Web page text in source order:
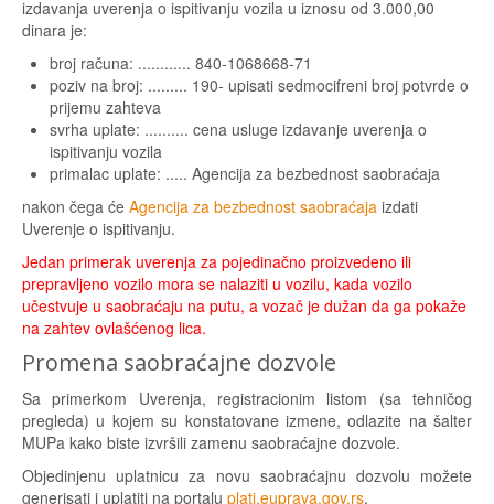
izdavanja uverenja o ispitivanju vozila u iznosu od 3.000,00
dinara je:
broj računa: ............ 840-1068668-71
poziv na broj: ......... 190- upisati sedmocifreni broj potvrde o
prijemu zahteva
svrha uplate: .......... cena usluge izdavanje uverenja o
ispitivanju vozila
primalac uplate: ..... Agencija za bezbednost saobraćaja
nakon čega će Agencija za bezbednost saobraćaja izdati
Uverenje o ispitivanju.
Jedan primerak uverenja za pojedinačno proizvedeno ili
prepravljeno vozilo mora se nalaziti u vozilu, kada vozilo
učestvuje u saobraćaju na putu, a vozač je dužan da ga pokaže
na zahtev ovlašćenog lica.
Promena saobraćajne dozvole
Sa primerkom Uverenja, registracionim listom (sa tehničog
pregleda) u kojem su konstatovane izmene, odlazite na šalter
MUPa kako biste izvršili zamenu saobraćajne dozvole.
Objedinjenu uplatnicu za novu saobraćajnu dozvolu možete
generisati i uplatiti na portalu plati.euprava.gov.rs.